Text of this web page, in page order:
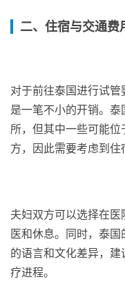
二、住宿与交通费
对于前往泰国进行试
是一笔不小的开销。
所，但其中一些可能
方，因此需要考虑到住
夫妇双方可以选择在
医和休息。同时，泰
的语言和文化差异，
疗进程。